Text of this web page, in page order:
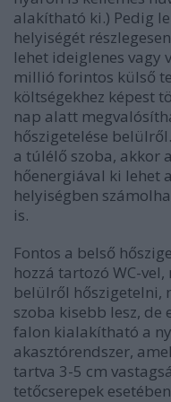
alakítható ki.) Pedig
helyiségét
lehet ideiglenes vagy
millió forintos külső
költségekhez képest
nap alatt
hőszigetelése
a túlélő szoba, akkor
hőenergiával ki lehet
helyiségben
is.
Fontos a belső
hozzá tartozó WC-
belülről hőszigetelni,
szoba kisebb lesz, de
falon kialakítható a
akasztórendszer,
tartva 3-5 cm
tetőcserepek